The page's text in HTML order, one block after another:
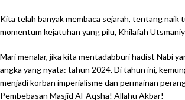
Kita telah banyak membaca sejarah, tentang naik
momentum kejatuhan yang pilu, Khilafah
Mari menalar, jika kita mentadabburi hadist Nabi
angka yang nyata: tahun 2024. Di tahun ini,
menjadi korban imperialisme dan permainan
Pembebasan Masjid Al-Aqsha! Allahu Akbar!